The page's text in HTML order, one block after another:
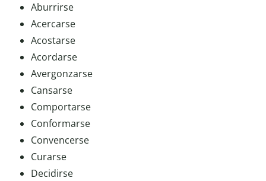
Aburrirse
Acercarse
Acostarse
Acordarse
Avergonzarse
Cansarse
Comportarse
Conformarse
Convencerse
Curarse
Decidirse